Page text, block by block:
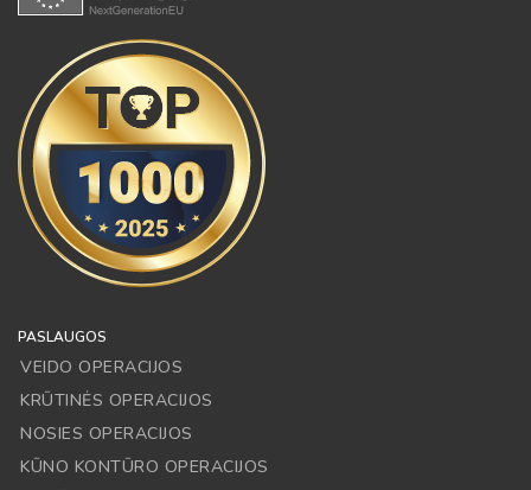
PASLAUGOS
VEIDO OPERACIJOS
KRŪTINĖS OPERACIJOS
NOSIES OPERACIJOS
KŪNO KONTŪRO OPERACIJOS